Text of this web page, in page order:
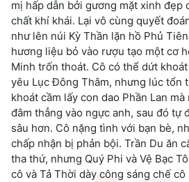
mị hấp dẫn bởi gương mặt xinh đẹp
chất khí khái. Lại vô cùng quyết
như lên núi Kỳ Thần lặn hồ Phủ
hương liệu bỏ vào rượu tạo một cơ
Minh trốn thoát. Cô có thể dứt
yêu Lục Đông Thâm, nhưng lúc tổn
khoát cầm lấy con dao Phần Lan
đâm thẳng vào ngực anh, sau đó tự
sâu hơn. Cô nặng tình với bạn bè,
chấp nhận bị phản bội. Trần Du ăn
tha thứ, nhưng Quý Phi và Vệ Bạc
cô và Tả Thời dày công sáng chế